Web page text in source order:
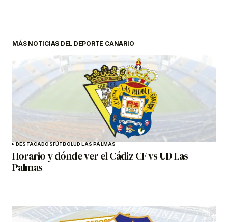
MÁS NOTICIAS DEL DEPORTE CANARIO
DESTACADOSFÚTBOLUD LAS PALMAS
Horario y dónde ver el Cádiz CF vs UD Las
Palmas